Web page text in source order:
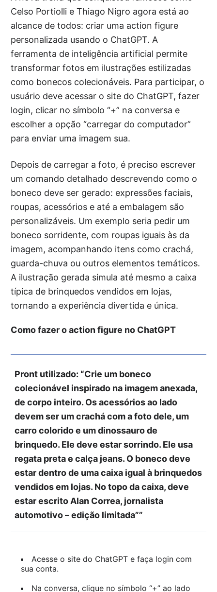
Celso Portiolli e Thiago Nigro agora está ao
alcance de todos: criar uma action figure
personalizada usando o ChatGPT. A
ferramenta de inteligência artificial permite
transformar fotos em ilustrações estilizadas
como bonecos colecionáveis. Para participar, o
usuário deve acessar o site do ChatGPT, fazer
login, clicar no símbolo “+” na conversa e
escolher a opção “carregar do computador”
para enviar uma imagem sua.
Depois de carregar a foto, é preciso escrever
um comando detalhado descrevendo como o
boneco deve ser gerado: expressões faciais,
roupas, acessórios e até a embalagem são
personalizáveis. Um exemplo seria pedir um
boneco sorridente, com roupas iguais às da
imagem, acompanhando itens como crachá,
guarda-chuva ou outros elementos temáticos.
A ilustração gerada simula até mesmo a caixa
típica de brinquedos vendidos em lojas,
tornando a experiência divertida e única.
Como fazer o action figure no ChatGPT
Pront utilizado: “Crie um boneco
colecionável inspirado na imagem anexada,
de corpo inteiro. Os acessórios ao lado
devem ser um crachá com a foto dele, um
carro colorido e um dinossauro de
brinquedo. Ele deve estar sorrindo. Ele usa
regata preta e calça jeans. O boneco deve
estar dentro de uma caixa igual à brinquedos
vendidos em lojas. No topo da caixa, deve
estar escrito Alan Correa, jornalista
automotivo – edição limitada””
Acesse o site do ChatGPT e faça login com
sua conta.
Na conversa, clique no símbolo “+” ao lado